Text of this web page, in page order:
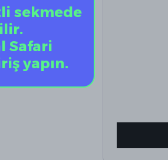
sekmede
Safari
yapın.